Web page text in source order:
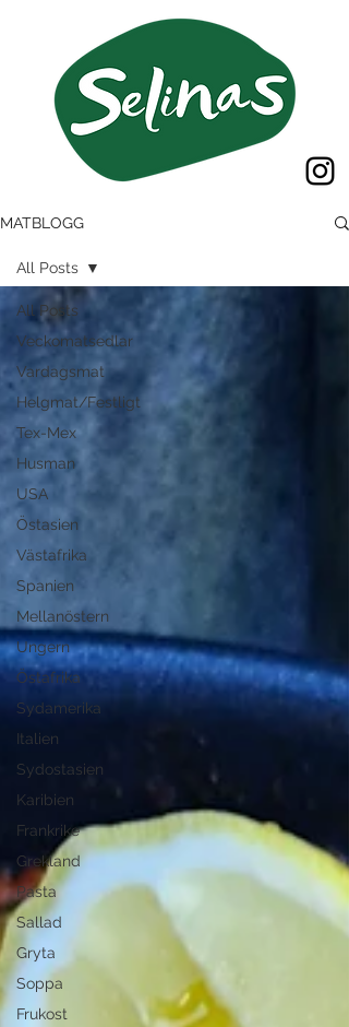
MATBLOGG
All Posts
Veckomatsedlar
Vardagsmat
Helgmat/Festligt
Tex-Mex
Husman
USA
Östasien
Västafrika
Spanien
Mellanöstern
Ungern
Östafrika
Sydamerika
Italien
Sydostasien
Karibien
Frankrike
Grekland
Pasta
Sallad
Gryta
Soppa
Frukost
All Posts